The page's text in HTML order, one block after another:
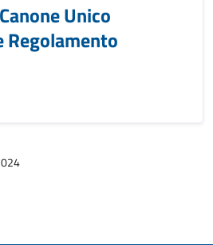
Unico
Regolamento